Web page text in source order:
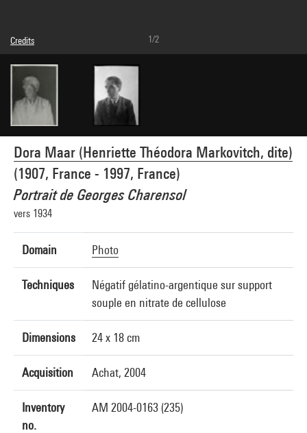
Dora Maar (Henriette Théodora Markovitch, dite)
(1907, France - 1997, France)
Portrait de Georges Charensol
vers 1934
Domain Photo
Techniques
Négatif gélatino-argentique sur support
souple en nitrate de cellulose
Dimensions 24 x 18 cm
Acquisition Achat, 2004
Inventory
no.
AM 2004-0163 (235)
Credits
© Adagp, Paris
Photo credits : Centre Pompidou, MNAM-CCI/Dist. GrandPalaisRmn
Image reference : 4G37335
1/2